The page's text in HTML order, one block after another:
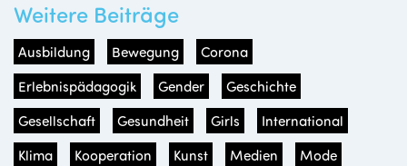
Weitere Beiträge
Ausbildung Bewegung
Corona
Erlebnispädagogik
Gender
Geschichte
Gesellschaft
Gesundheit Girls
International
Klima
Kooperation Kunst Medien
Mode